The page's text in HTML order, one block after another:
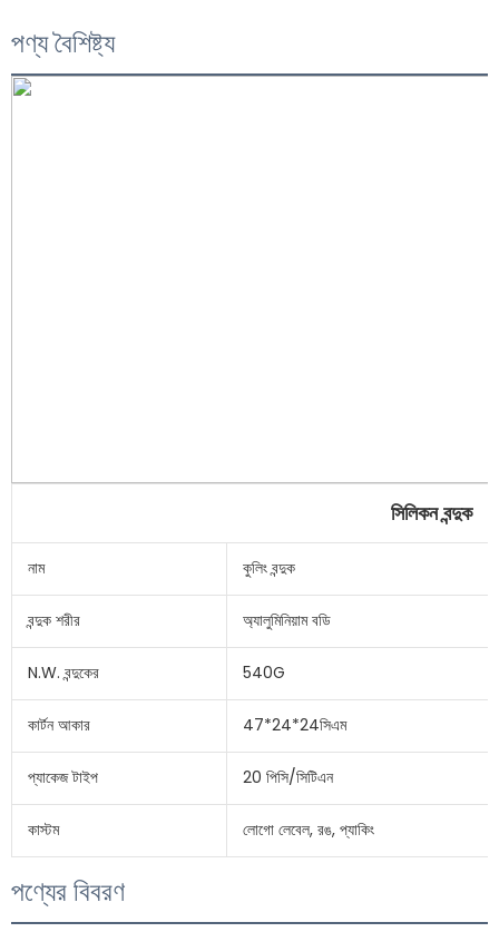
পণ্য বৈশিষ্ট্য
সিলিকন বন্দুক
নাম কুলিং বন্দুক
বন্দুক শরীর অ্যালুমিনিয়াম বডি
N.W. বন্দুকের 540G
কার্টন আকার 47*24*24সিএম
প্যাকেজ টাইপ 20 পিসি/সিটিএন
কাস্টম লোগো লেবেল, রঙ, প্যাকিং
পণ্যের বিবরণ